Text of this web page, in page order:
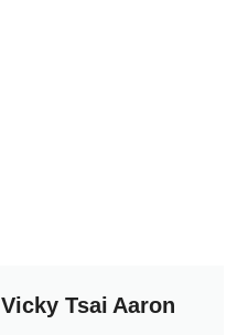
Vicky Tsai Aaron